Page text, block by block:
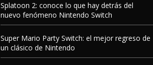
Splatoon 2: conoce lo que hay detrás del
nuevo fenómeno Nintendo Switch
Super Mario Party Switch: el mejor regreso de
un clásico de Nintendo